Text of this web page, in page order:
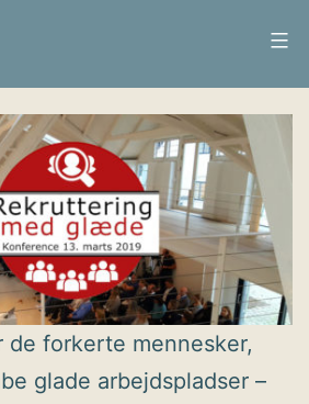
forkerte mennesker,
glade arbejdspladser –